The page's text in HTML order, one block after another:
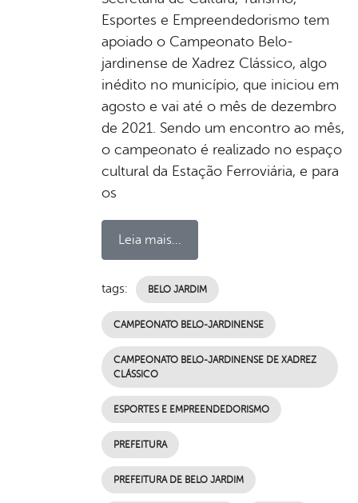
Esportes e Empreendedorismo tem
apoiado o Campeonato Belo-
jardinense de Xadrez Clássico, algo
inédito no município, que iniciou em
agosto e vai até o mês de dezembro
de 2021. Sendo um encontro ao mês,
o campeonato é realizado no espaço
cultural da Estação Ferroviária, e para
os
Leia mais...
tags: BELO JARDIM
CAMPEONATO BELO-JARDINENSE
CAMPEONATO BELO-JARDINENSE DE XADREZ
CLÁSSICO
ESPORTES E EMPREENDEDORISMO
PREFEITURA
PREFEITURA DE BELO JARDIM